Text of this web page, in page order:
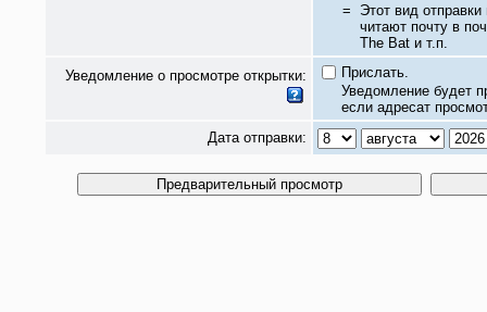
= Этот вид
читают почту в
The Bat и т.п.
Уведомление о просмотре открытки:
Прислать.
Уведомление будет
если адресат
Дата отправки: